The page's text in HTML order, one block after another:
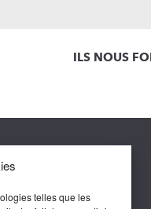
telles que les
ILS NOUS
Agora Médias